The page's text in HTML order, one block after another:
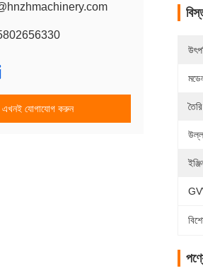
এখনই যোগাযোগ করুন